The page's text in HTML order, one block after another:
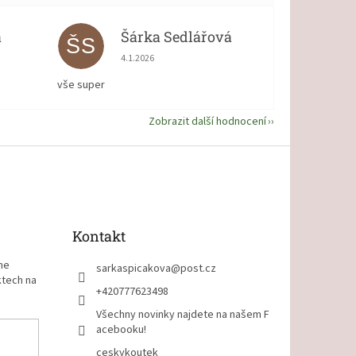
z 5 hvězdiček.ŠS Šárka Sedlářová
Hodnocení obchodu je 5 z 5 hvězdiček.
4.1.2026
vše super
Zobrazit další hodnocení
na
Kontakt
sarkaspicakova@post.cz
+420777623498
Všechny novinky najdete na našem F
acebooku!